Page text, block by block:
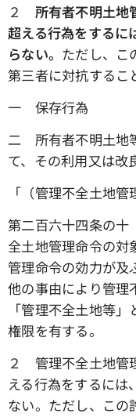
２ 所有者不明土地
超える行為をするに
らない。 ただし、こ
第三者に対抗するこ
一 保存行為
二 所有者不明土地
て、その利用又は改
「（管理不全土地管
第二百六十四条の
全土地管理命令の対
管理命令の効力が及
他の事由により管理
「管理不全土地等
権限を有する。
２ 管理不全土地管
える行為をするには
ない。ただし、この